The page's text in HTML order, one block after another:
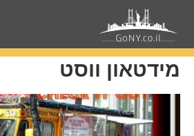
עמוד הבית מידטאון ווסט
מידטאון ווסט